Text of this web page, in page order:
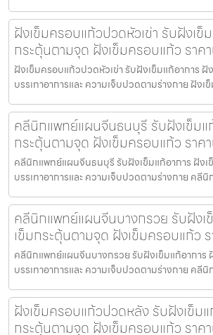
ฝังเข็มครอบแก้วปวดหัวเข่า รับฝังเข็
กระตุ้นตามจุด ฝังเข็มครอบแก้ว ราค
ฝังเข็มครอบแก้วปวดหัวเข่า รับฝังเข็มแก้อาการ ฝั
บรรเทาอาการและ ความเจ็บปวดตามร่างกาย ฝัง
คลีนิกแพทย์แผนจีนธนบุรี รับฝังเข็มแ
กระตุ้นตามจุด ฝังเข็มครอบแก้ว ราค
คลีนิกแพทย์แผนจีนธนบุรี รับฝังเข็มแก้อาการ ฝัง
บรรเทาอาการและ ความเจ็บปวดตามร่างกาย ค
คลีนิกแพทย์แผนจีนบางกรวย รับฝังเ
เข็มกระตุ้นตามจุด ฝังเข็มครอบแก้ว
คลีนิกแพทย์แผนจีนบางกรวย รับฝังเข็มแก้อาการ
บรรเทาอาการและ ความเจ็บปวดตามร่างกาย คลี
ฝังเข็มครอบแก้วปวดหลัง รับฝังเข็มแ
กระตุ้นตามจุด ฝังเข็มครอบแก้ว ราค